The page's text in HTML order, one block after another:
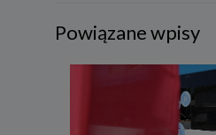
Powiązane wpisy